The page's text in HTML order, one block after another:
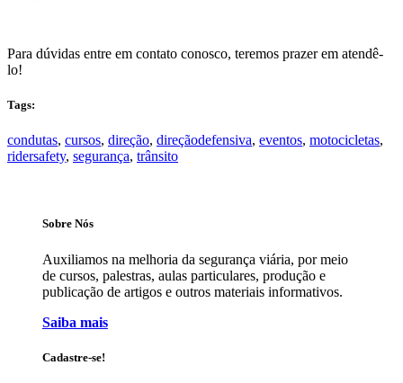
Para dúvidas entre em contato conosco, teremos prazer em atendê-
lo!
Tags:
condutas, cursos, direção, direçãodefensiva, eventos, motocicletas,
ridersafety, segurança, trânsito
Sobre Nós
Auxiliamos na melhoria da segurança viária, por meio
de cursos, palestras, aulas particulares, produção e
publicação de artigos e outros materiais informativos.
Saiba mais
Cadastre-se!